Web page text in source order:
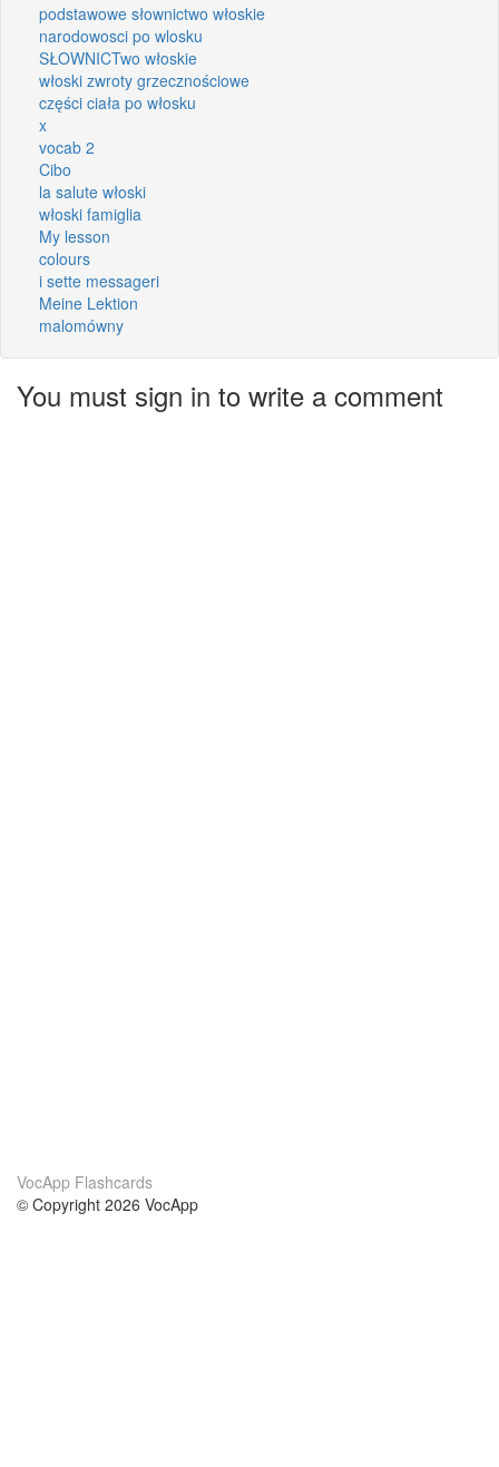
podstawowe słownictwo włoskie
narodowosci po wlosku
SŁOWNICTwo włoskie
włoski zwroty grzecznościowe
części ciała po włosku
x
vocab 2
Cibo
la salute włoski
włoski famiglia
My lesson
colours
i sette messageri
Meine Lektion
malomówny
You must sign in to write a comment
VocApp Flashcards
© Copyright 2026 VocApp